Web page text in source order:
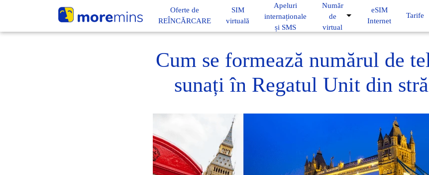
Oferte de
REÎNCĂRCARE
SIM
virtuală
Apeluri
internaționale
și SMS
Număr
de
virtual
eSIM
Internet
Tarife
Cum se formează numărul de
sunați în Regatul Unit din